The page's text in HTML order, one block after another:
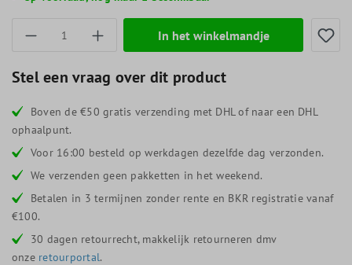
Producthoeveelheid: Voer de gewenste
In het winkelmandje
Stel een vraag over dit product
Boven de €50 gratis verzending met DHL of naar een DHL
ophaalpunt.
Voor 16:00 besteld op werkdagen dezelfde dag verzonden.
We verzenden geen pakketten in het weekend.
Betalen in 3 termijnen zonder rente en BKR registratie vanaf
€100.
30 dagen retourrecht, makkelijk retourneren dmv
onze retourportal.